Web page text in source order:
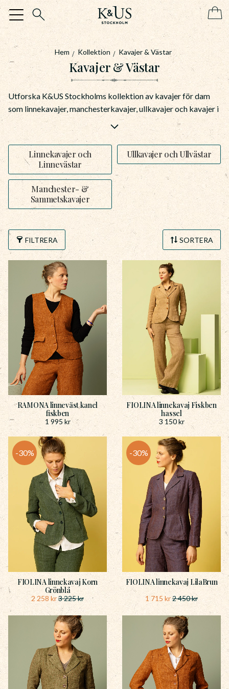
Meny
Hem Kollektion Kavajer & Västar
Kavajer & Västar
Utforska K&US Stockholms kollektion av kavajer för dam
som linnekavajer, manchesterkavajer, ullkavajer och kavajer i
sammet. Här finns även damvästar i tidlösa snitt och hållbara
naturmaterial, perfekt för dig som söker kläder i klassisk och
bohemisk design som håller stilen säsong till säsong.
Linnekavajer och
Linnevästar
Ullkavajer och Ullvästar
Manchester- &
Sammetskavajer
FILTRERA SORTERA
RAMONA linneväst kanel
fiskben
1 995 kr
FIOLINA linnekavaj Fiskben
hassel
3 150kr
FIOLINA linnekavaj Korn
Grönblå
2 258 kr3 225kr
30%
FIOLINA linnekavaj LilaBrun
1 715 kr2 450kr
30%